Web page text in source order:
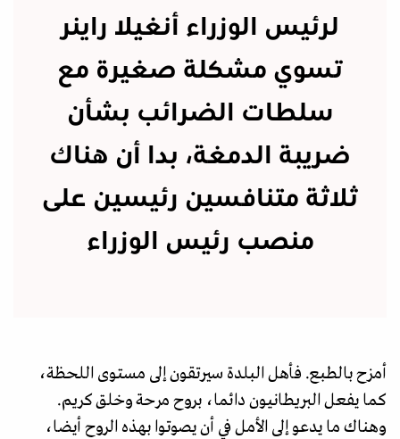
لرئيس الوزراء أنغيلا راينر
تسوي مشكلة صغيرة مع
سلطات الضرائب بشأن
ضريبة الدمغة، بدا أن هناك
ثلاثة متنافسين رئيسين على
منصب رئيس الوزراء
أمزح بالطبع. فأهل البلدة سيرتقون إلى مستوى اللحظة،
كما يفعل البريطانيون دائما، بروح مرحة وخلق كريم.
وهناك ما يدعو إلى الأمل في أن يصوتوا بهذه الروح أيضا،